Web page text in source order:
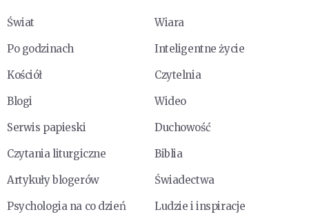
Świat
Wiara
Po godzinach
Inteligentne życie
Kościół
Czytelnia
Blogi
Wideo
Serwis papieski
Duchowość
Czytania liturgiczne
Biblia
Artykuły blogerów
Świadectwa
Psychologia na co dzień
Ludzie i inspiracje